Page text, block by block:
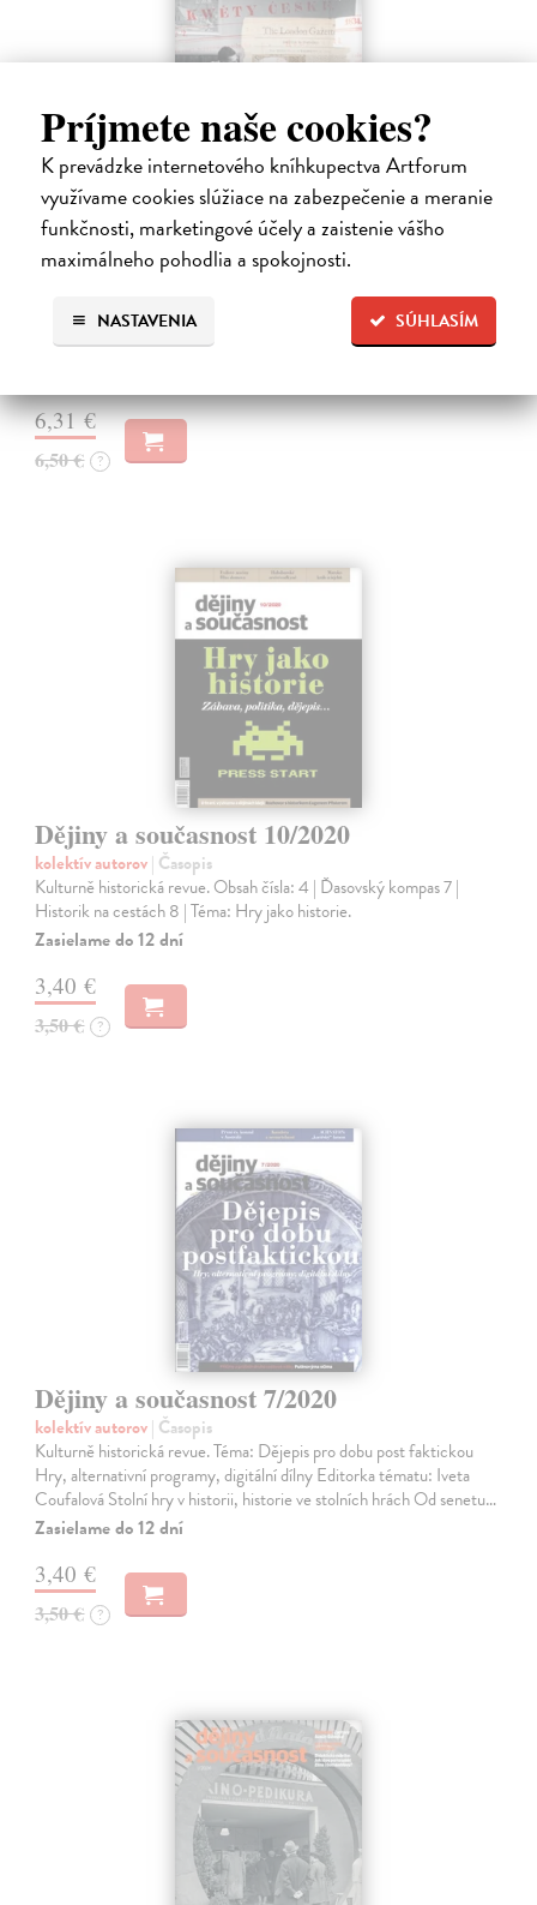
Príjmete naše cookies?
K prevádzke internetového kníhkupectva Artforum
využívame cookies slúžiace na zabezpečenie a meranie
funkčnosti, marketingové účely a zaistenie vášho
maximálneho pohodlia a spokojnosti.
SÚHLASÍM
NASTAVENIA
Dějiny a současnost 2/2026
kolektív autorov
| Časopis
Odborně popularizační časopis Média a jejich nezávislost, ale také
jejich vliv (v pozitivním i negativním smyslu) a moc, to vše je
komplexní problematika, která povětšinou postrádá jednoduché a
snadné…
6,31 €
6,50 € ?
Dějiny a současnost 10/2020
kolektív autorov| Časopis
Kulturně historická revue. Obsah čísla: 4 | Ďasovský kompas 7 |
Historik na cestách 8 | Téma: Hry jako historie.
Zasielame do 12 dní
3,40 €
3,50 € ?
Dějiny a současnost 7/2020
kolektív autorov| Časopis
Kulturně historická revue. Téma: Dějepis pro dobu post faktickou
Hry, alternativní programy, digitální dílny Editorka tématu: Iveta
Coufalová Stolní hry v historii, historie ve stolních hrách Od senetu…
Zasielame do 12 dní
3,40 €
3,50 € ?